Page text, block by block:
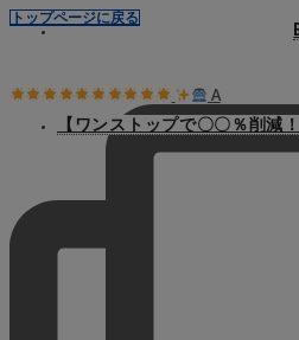
【ワンストップで〇〇％削減！
トップページに戻る
A